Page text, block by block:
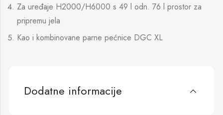
Za uređaje H2000/H6000 s 49 l odn. 76 l prostor za
pripremu jela
Kao i kombinovane parne pećnice DGC XL
Dodatne informacije